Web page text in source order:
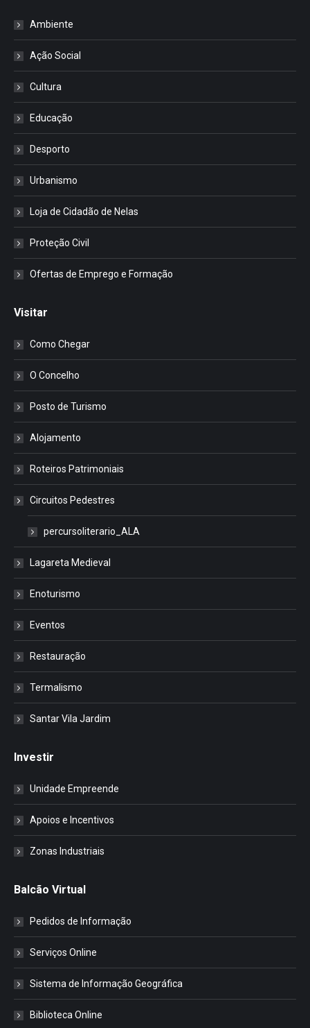
Ambiente
Ação Social
Cultura
Educação
Desporto
Urbanismo
Loja de Cidadão de Nelas
Proteção Civil
Ofertas de Emprego e Formação
Visitar
Como Chegar
O Concelho
Posto de Turismo
Alojamento
Roteiros Patrimoniais
Circuitos Pedestres
percursoliterario_ALA
Lagareta Medieval
Enoturismo
Eventos
Restauração
Termalismo
Santar Vila Jardim
Investir
Unidade Empreende
Apoios e Incentivos
Zonas Industriais
Balcão Virtual
Pedidos de Informação
Serviços Online
Sistema de Informação Geográfica
Biblioteca Online